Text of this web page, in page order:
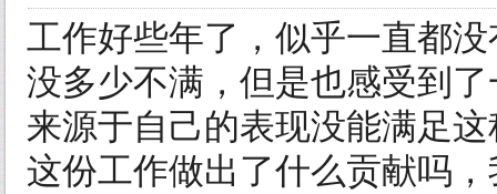
工作好些年了，似乎一直都
没多少不满，但是也感受到
来源于自己的表现没能满足
这份工作做出了什么贡献吗